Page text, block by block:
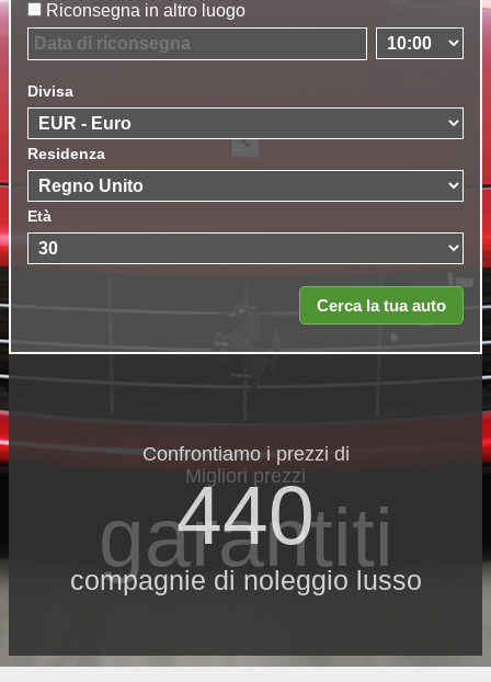
Riconsegna in altro luogo
Divisa
Residenza
Età
Confrontiamo i prezzi di
440
compagnie di noleggio lusso
Migliori prezzi
garantiti